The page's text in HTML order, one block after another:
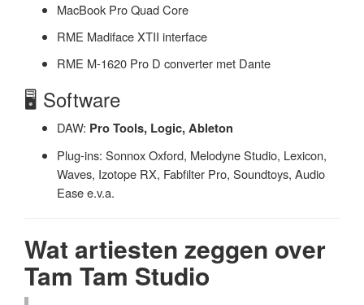
MacBook Pro Quad Core
RME Madiface XTII interface
RME M-1620 Pro D converter met Dante
🖥️ Software
DAW: Pro Tools, Logic, Ableton
Plug-ins: Sonnox Oxford, Melodyne Studio, Lexicon,
Waves, Izotope RX, Fabfilter Pro, Soundtoys, Audio
Ease e.v.a.
Wat artiesten zeggen over
Tam Tam Studio